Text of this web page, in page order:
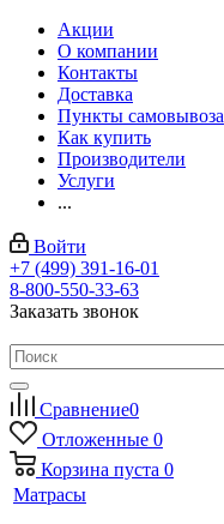
Акции
О компании
Контакты
Доставка
Пункты самовывоза
Как купить
Производители
Услуги
...
Войти
+7 (499) 391-16-01
8-800-550-33-63
Заказать звонок
Сравнение0
Отложенные 0
Корзина пуста 0
Матрасы